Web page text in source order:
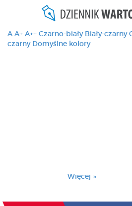
A A+ A++ Czarno-biały Biały-czarny
czarny Domyślne kolory
Więcej »